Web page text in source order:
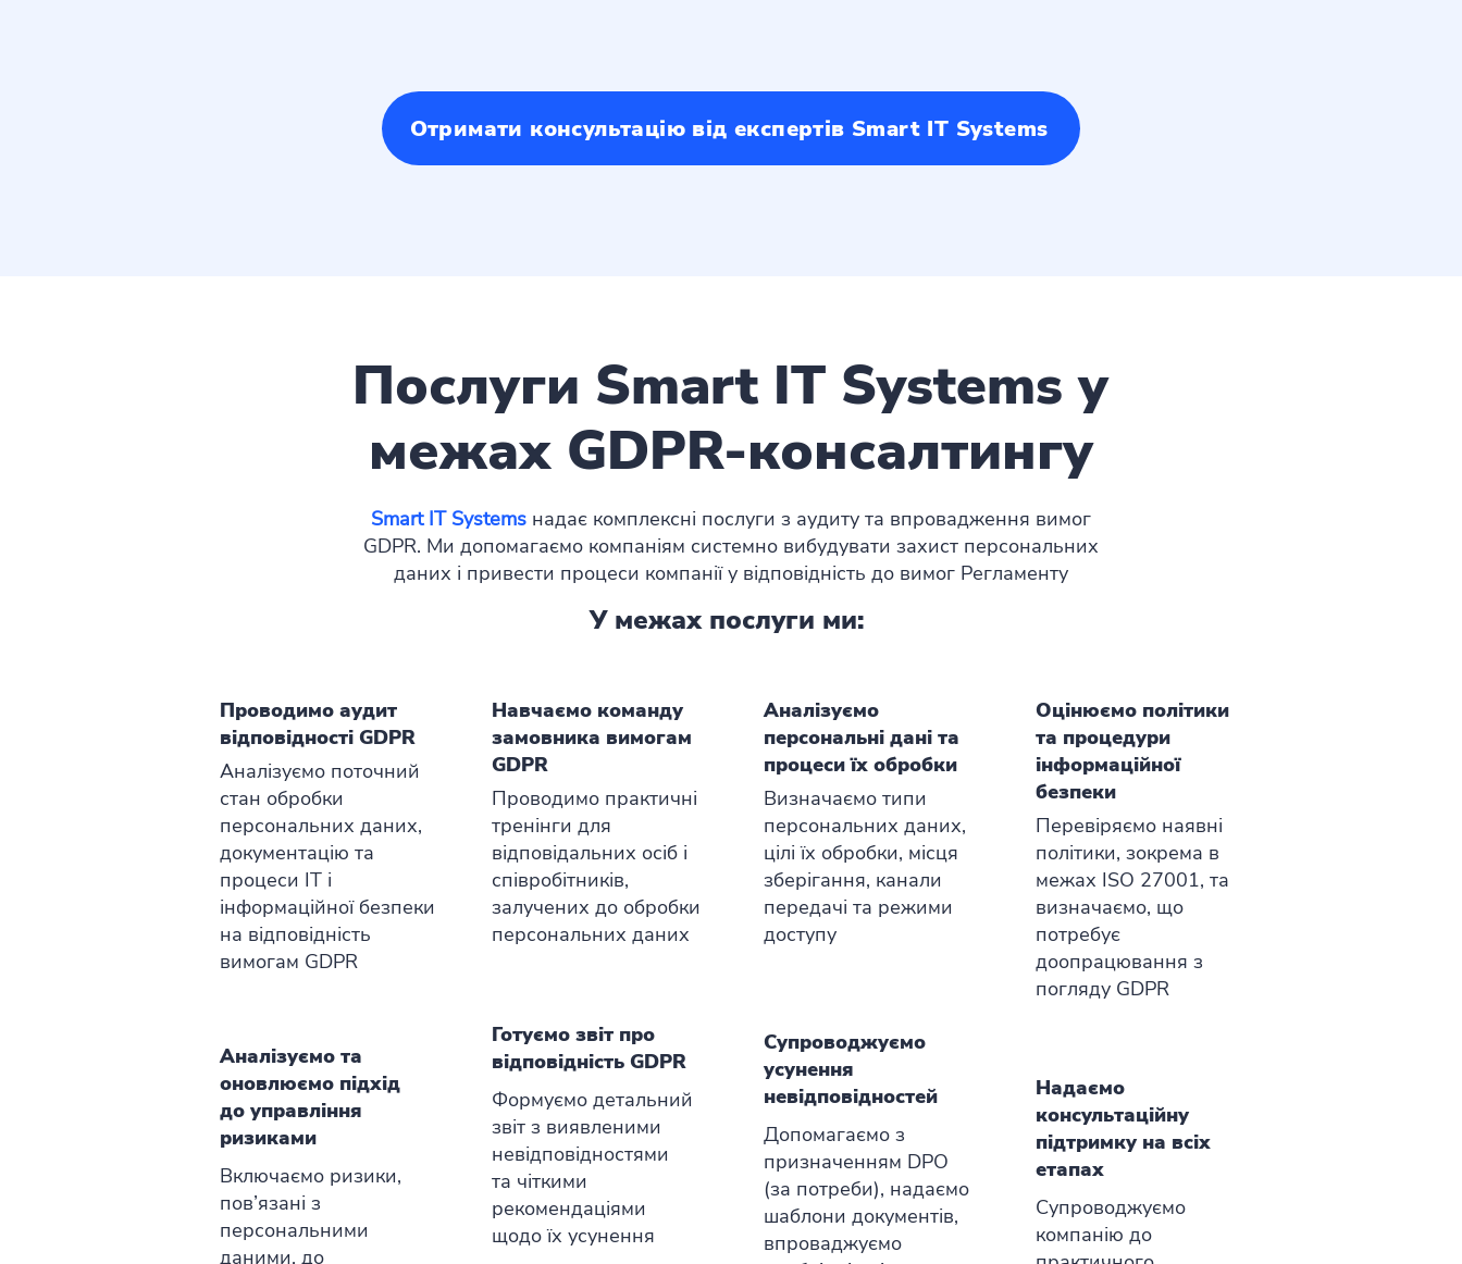
Отримати консультацію від експертів Smart IT Systems
Послуги Smart IT Systems у
межах GDPR-консалтингу
Smart IT Systems надає комплексні послуги з аудиту та впровадження вимог
GDPR. Ми допомагаємо компаніям системно вибудувати захист персональних
даних і привести процеси компанії у відповідність до вимог Регламенту
У межах послуги ми:
Проводимо аудит
відповідності GDPR
Аналізуємо поточний
стан обробки
персональних даних,
документацію та
процеси ІТ і
інформаційної безпеки
на відповідність
вимогам GDPR
Аналізуємо та
оновлюємо підхід
до управління
ризиками
Включаємо ризики,
пов’язані з
персональними
даними, до
Навчаємо команду
замовника вимогам
GDPR
Проводимо практичні
тренінги для
відповідальних осіб і
співробітників,
залучених до обробки
персональних даних
Готуємо звіт про
відповідність GDPR
Формуємо детальний
звіт з виявленими
невідповідностями
та чіткими
рекомендаціями
щодо їх усунення
Аналізуємо
персональні дані та
процеси їх обробки
Визначаємо типи
персональних даних,
цілі їх обробки, місця
зберігання, канали
передачі та режими
доступу
Супроводжуємо
усунення
невідповідностей
Допомагаємо з
призначенням DPO
(за потреби), надаємо
шаблони документів,
впроваджуємо
Оцінюємо політики
та процедури
інформаційної
безпеки
Перевіряємо наявні
політики, зокрема в
межах ISO 27001, та
визначаємо, що
потребує
доопрацювання з
погляду GDPR
Надаємо
консультаційну
підтримку на всіх
етапах
Супроводжуємо
компанію до